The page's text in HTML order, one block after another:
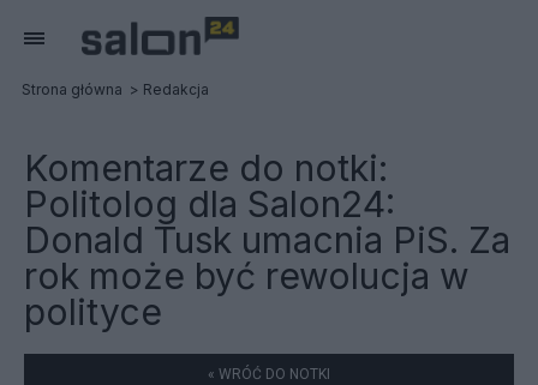
Strona główna Redakcja
Komentarze do notki:
Politolog dla Salon24:
Donald Tusk umacnia PiS. Za
rok może być rewolucja w
polityce
« WRÓĆ DO NOTKI